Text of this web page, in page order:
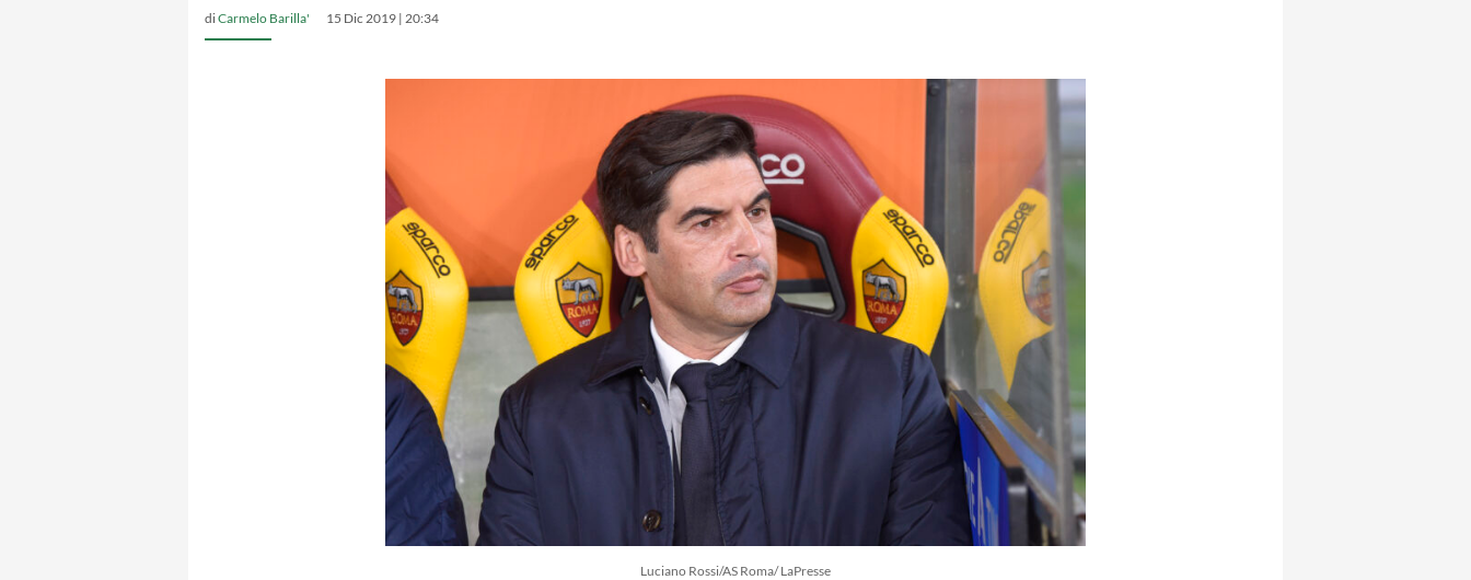
diCarmelo Barilla' 15 Dic 2019 | 20:34
Luciano Rossi/AS Roma/ LaPresse